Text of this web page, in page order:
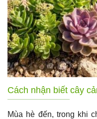
Cách nhận biết cây
Mùa hè đến, trong khi